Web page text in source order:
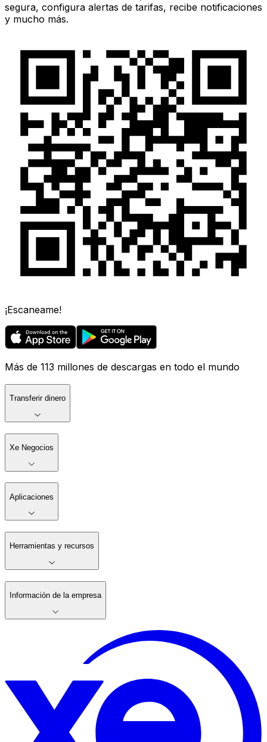
segura, configura alertas de tarifas, recibe notificaciones
y mucho más.
¡Escaneame!
Más de 113 millones de descargas en todo el mundo
Transferir dinero
Xe Negocios
Aplicaciones
Herramientas y recursos
Información de la empresa